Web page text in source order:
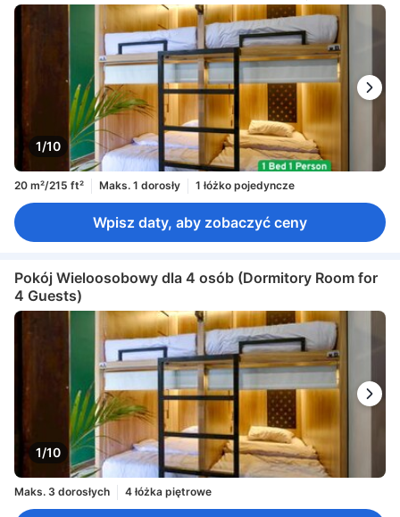
1/10
20 m²/215 ft² Maks. 1 dorosły 1 łóżko pojedyncze
Wpisz daty, aby zobaczyć ceny
Pokój Wieloosobowy dla 4 osób (Dormitory Room for
4 Guests)
1/10
Maks. 3 dorosłych 4 łóżka piętrowe